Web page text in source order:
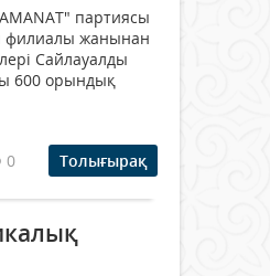
партиясы
филиалы жанынан
Сайлауалды
600 орындық
0 Толығырақ